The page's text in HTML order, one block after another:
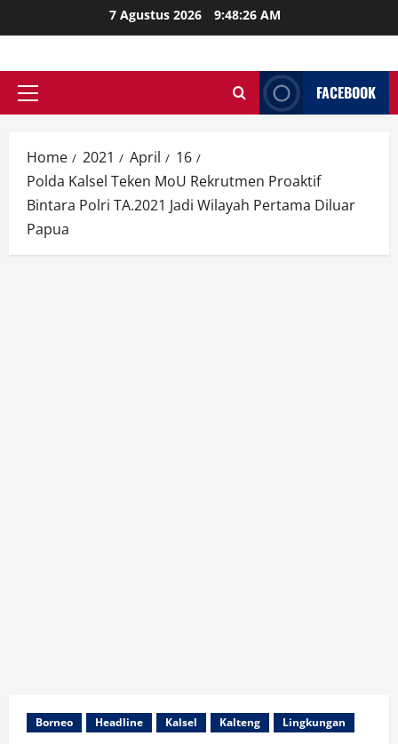
to
7 Agustus 2026 9:48:28 AM
Primary
FACEBOOK
Home 2021 April
16
Polda Kalsel Teken MoU Rekrutmen Proaktif
Bintara Polri TA.2021 Jadi Wilayah Pertama Diluar
Papua
Borneo Headline Kalsel Kalteng Lingkungan